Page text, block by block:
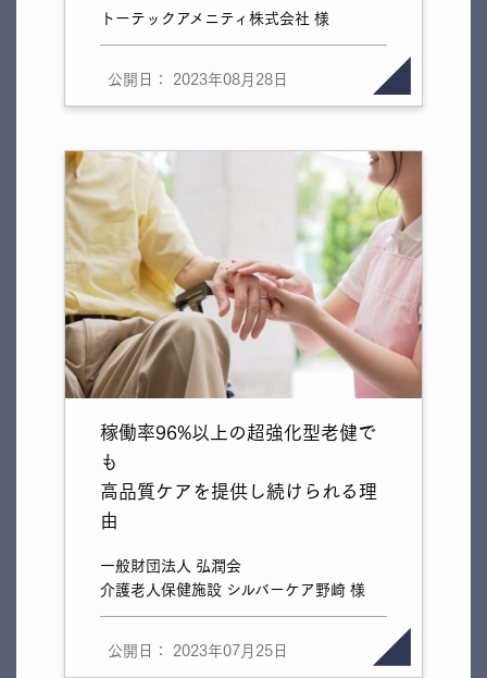
トーテックアメニティ株式会社 様
公開日： 2023年08月28日
稼働率96%以上の超強化型老健で
も
高品質ケアを提供し続けられる理
由
一般財団法人 弘潤会
介護老人保健施設 シルバーケア野崎 様
公開日： 2023年07月25日